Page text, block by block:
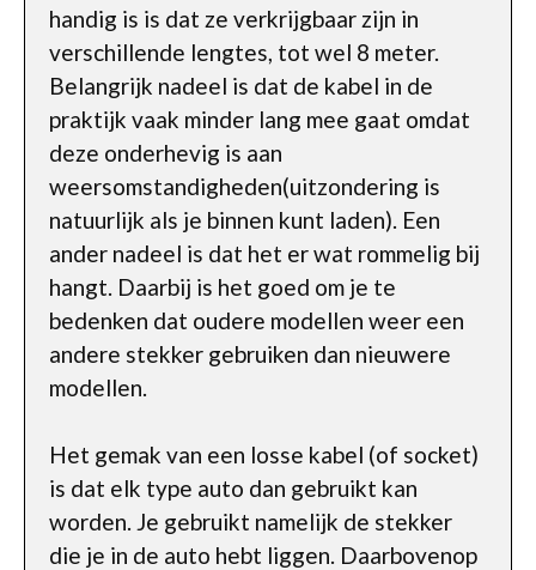
handig is is dat ze verkrijgbaar zijn in
verschillende lengtes, tot wel 8 meter.
Belangrijk nadeel is dat de kabel in de
praktijk vaak minder lang mee gaat omdat
deze onderhevig is aan
weersomstandigheden(uitzondering is
natuurlijk als je binnen kunt laden). Een
ander nadeel is dat het er wat rommelig bij
hangt. Daarbij is het goed om je te
bedenken dat oudere modellen weer een
andere stekker gebruiken dan nieuwere
modellen.
Het gemak van een losse kabel (of socket)
is dat elk type auto dan gebruikt kan
worden. Je gebruikt namelijk de stekker
die je in de auto hebt liggen. Daarbovenop